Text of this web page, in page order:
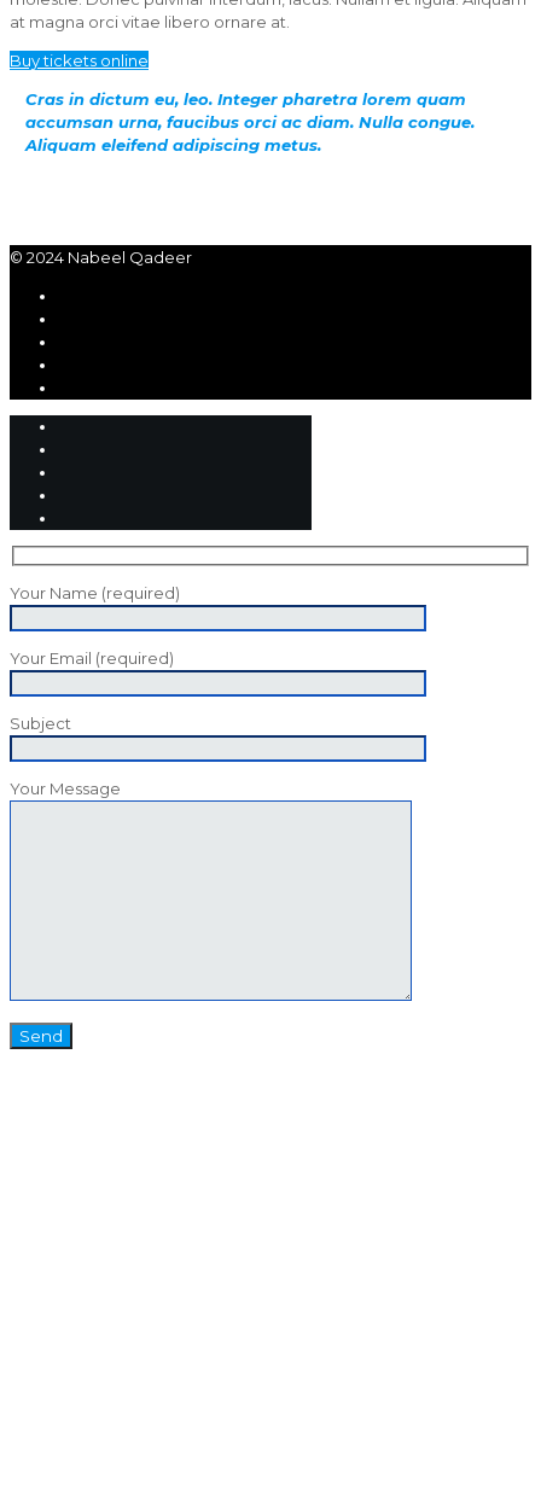
at magna orci vitae libero ornare at.
Buy tickets online
Cras in dictum eu, leo. Integer pharetra lorem quam
accumsan urna, faucibus orci ac diam. Nulla congue.
Aliquam eleifend adipiscing metus.
© 2024 Nabeel Qadeer
Your Name (required)
Your Email (required)
Subject
Your Message